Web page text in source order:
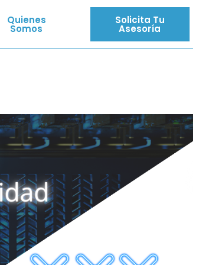
Quienes
Somos
Solicita Tu
Asesoría